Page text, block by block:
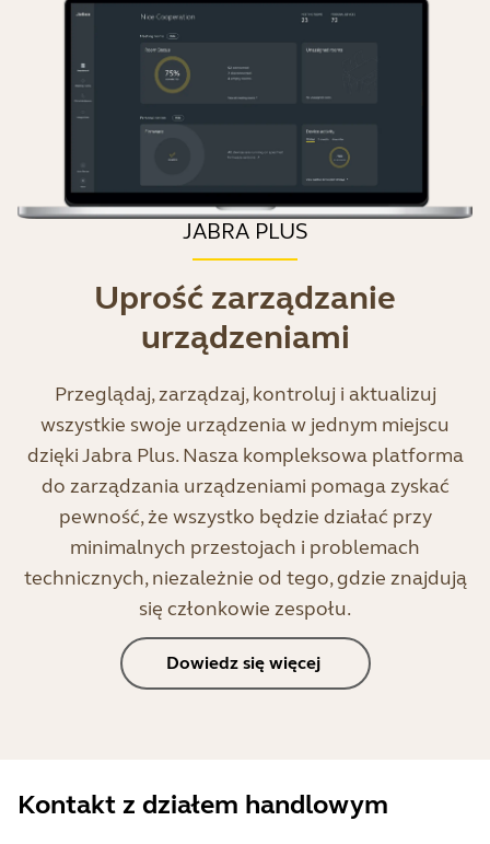
JABRA PLUS
Uprość zarządzanie
urządzeniami
Przeglądaj, zarządzaj, kontroluj i aktualizuj
wszystkie swoje urządzenia w jednym miejscu
dzięki Jabra Plus. Nasza kompleksowa platforma
do zarządzania urządzeniami pomaga zyskać
pewność, że wszystko będzie działać przy
minimalnych przestojach i problemach
technicznych, niezależnie od tego, gdzie znajdują
się członkowie zespołu.
Dowiedz się więcej
Kontakt z działem handlowym